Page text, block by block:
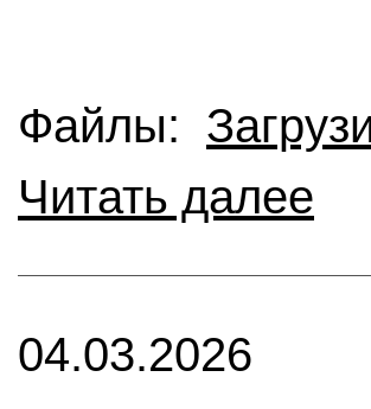
Файлы:
Читать далее
04.03.2026